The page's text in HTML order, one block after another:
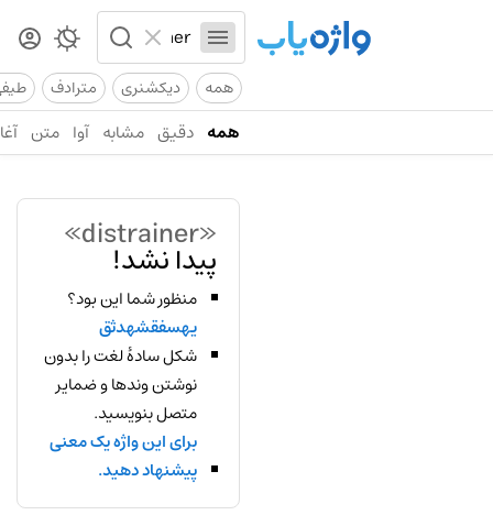
همه دیکشنری مترادف
همه دقیق مشابه آوا متن
«distrainer»
پیدا نشد!
منظور شما این بود؟
یهسفقشهدثق
شکل سادهٔ لغت را بدون
نوشتن وندها و ضمایر
متصل بنویسید.
برای این واژه یک معنی
پیشنهاد دهید.